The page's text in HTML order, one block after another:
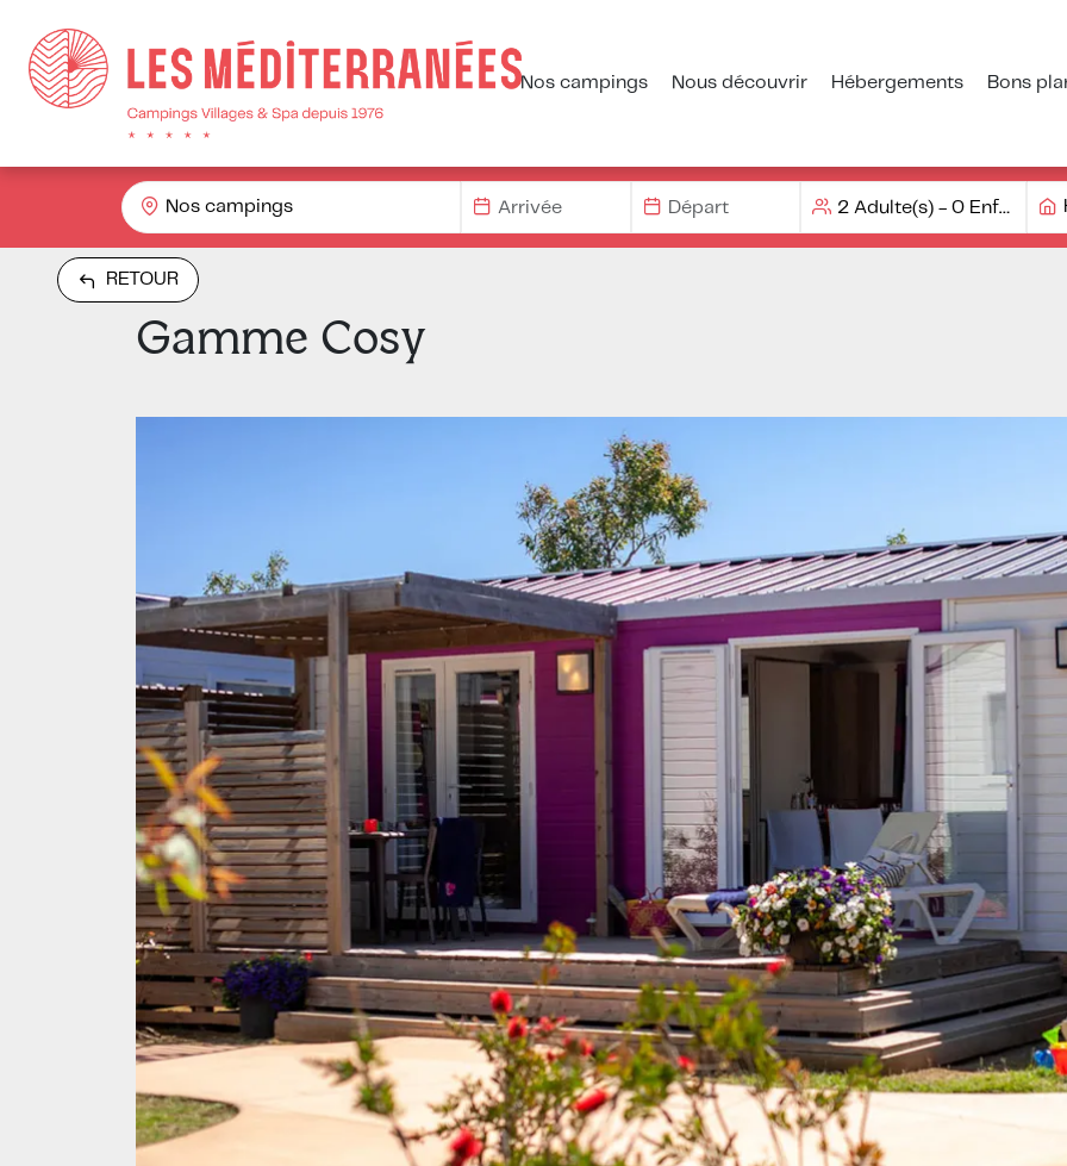
Nos campings Nous découvrir Hébergements Bons
Nos campings
RETOUR
Gamme Cosy